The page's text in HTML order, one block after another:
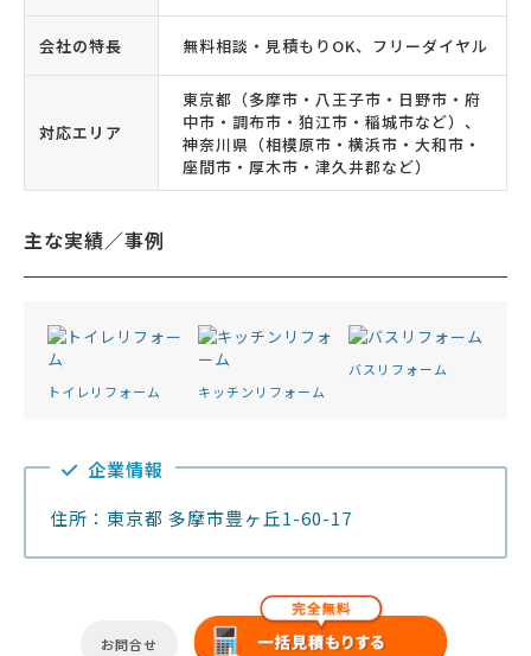
会社の特長 無料相談・見積もりOK、フリーダイヤル
対応エリア
東京都（多摩市・八王子市・日野市・府
中市・調布市・狛江市・稲城市など）、
神奈川県（相模原市・横浜市・大和市・
座間市・厚木市・津久井郡など）
主な実績／事例
トイレリフォーム キッチンリフォーム
バスリフォーム
企業情報
住所：東京都 多摩市豊ヶ丘1-60-17
お問合せ